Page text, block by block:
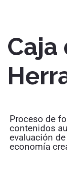
Caja
Proceso de
contenidos
evaluación
economía